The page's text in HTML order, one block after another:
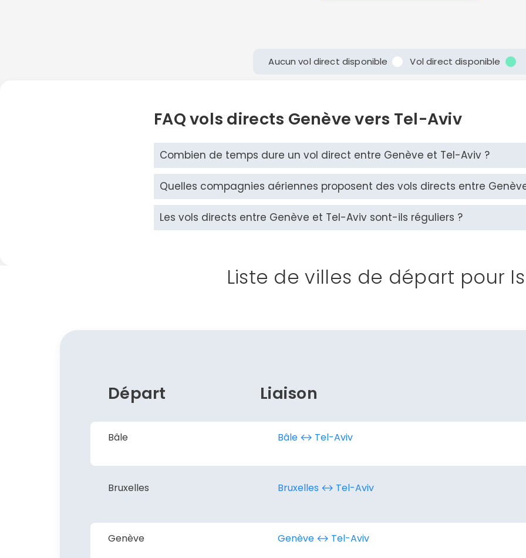
Aucun vol direct disponible Vol direct disponible
FAQ vols directs Genève vers Tel-Aviv
Combien de temps dure un vol direct entre Genève et Tel-Aviv ?
Quelles compagnies aériennes proposent des vols directs entre
Les vols directs entre Genève et Tel-Aviv sont-ils réguliers ?
Liste de villes de départ pour
Départ Liaison
Bâle Bâle ↔︎ Tel-Aviv
Bruxelles Bruxelles ↔︎ Tel-Aviv
Genève Genève ↔︎ Tel-Aviv
ou connectez-vous par mail